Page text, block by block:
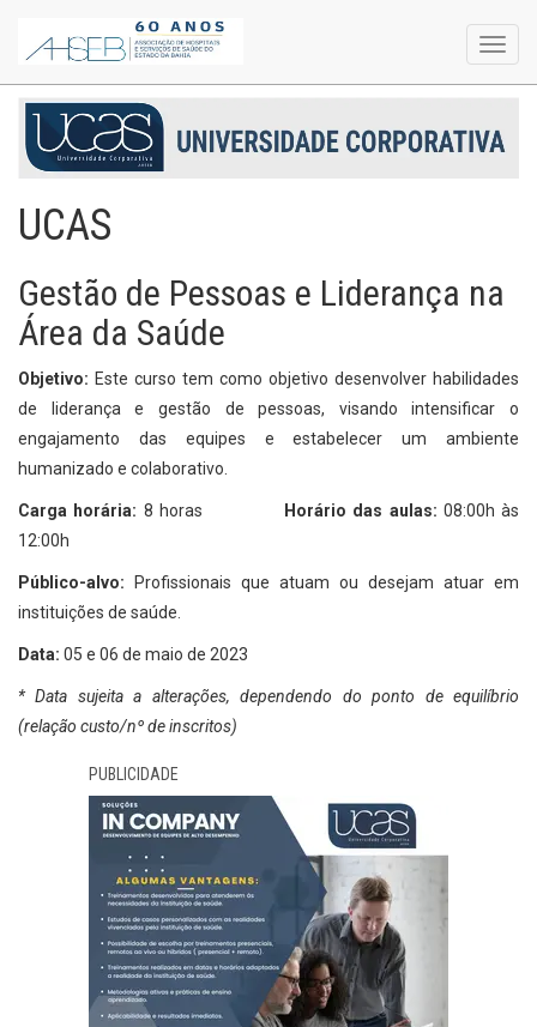
UCAS
Gestão de Pessoas e Liderança na
Área da Saúde
Objetivo: Este curso tem como objetivo desenvolver habilidades
de liderança e gestão de pessoas, visando intensificar o
engajamento das equipes e estabelecer um ambiente
humanizado e colaborativo.
Carga horária: 8 horas Horário das aulas: 08:00h às
12:00h
Público-alvo: Profissionais que atuam ou desejam atuar em
instituições de saúde.
Data: 05 e 06 de maio de 2023
* Data sujeita a alterações, dependendo do ponto de equilíbrio
(relação custo/nº de inscritos)
PUBLICIDADE